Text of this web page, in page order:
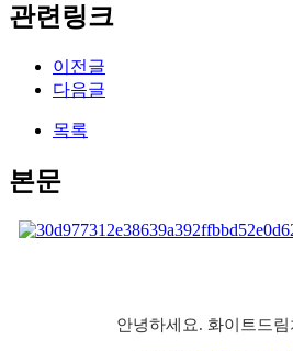
관련링크
이전글
다음글
목록
본문
안녕하세요. 화이트드